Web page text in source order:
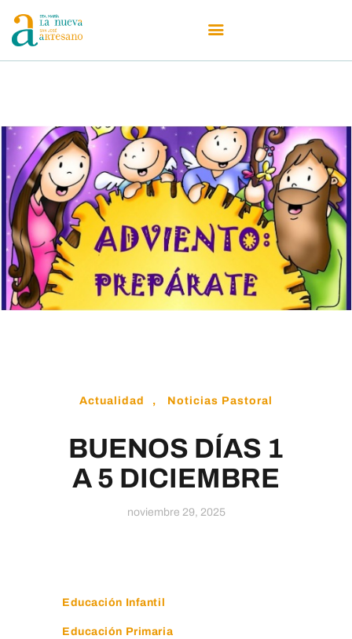
Oferta Educativa
Admisiones
Secretaría
Actualidad
Actualidad , Noticias Pastoral
BUENOS DÍAS 1
A 5 DICIEMBRE
noviembre 29, 2025
Educación Infantil
Educación Primaria